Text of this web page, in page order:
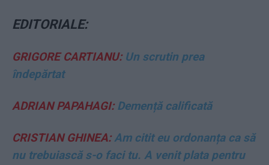
EDITORIALE:
GRIGORE CARTIANU:Un scrutin prea
îndepărtat
ADRIAN PAPAHAGI:Demență calificată
CRISTIAN GHINEA:Am citit eu ordonanța ca să
nu trebuiască s-o faci tu. A venit plata pentru